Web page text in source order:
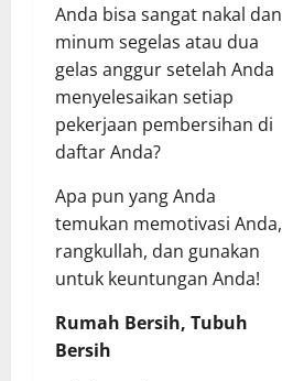
Anda bisa sangat nakal dan
minum segelas atau dua
gelas anggur setelah Anda
menyelesaikan setiap
pekerjaan pembersihan di
daftar Anda?
Apa pun yang Anda
temukan memotivasi Anda,
rangkullah, dan gunakan
untuk keuntungan Anda!
Rumah Bersih, Tubuh
Bersih